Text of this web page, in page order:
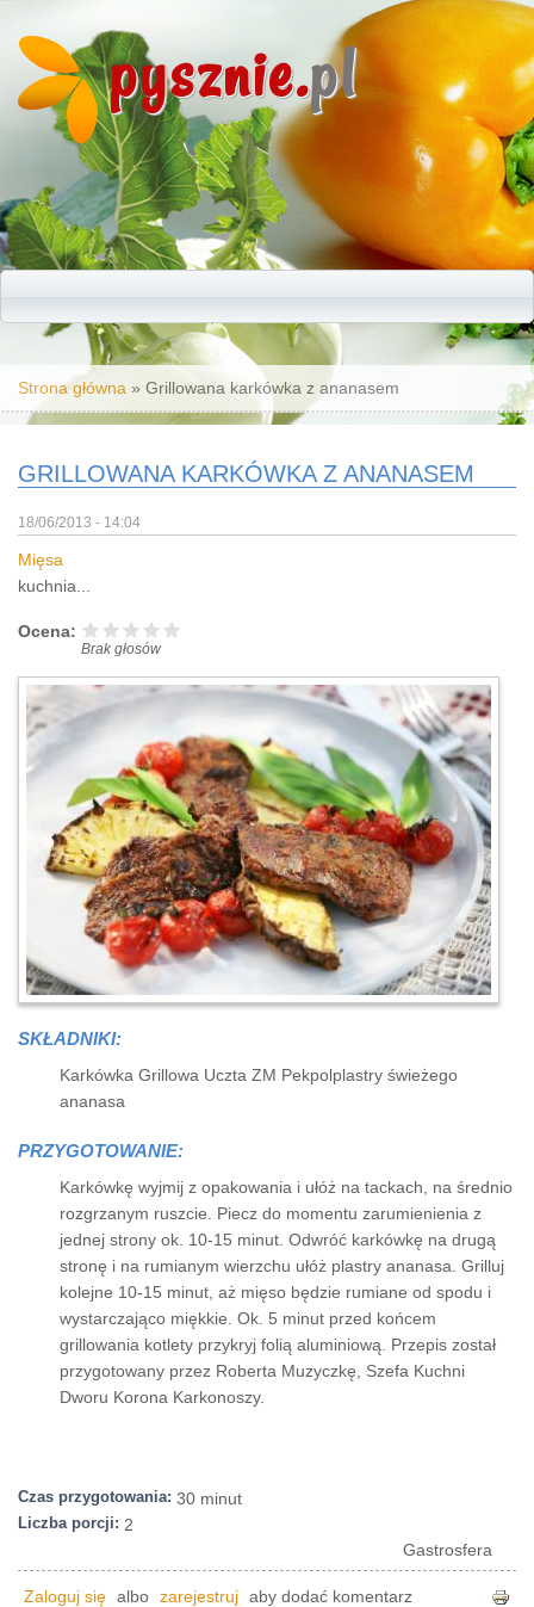
pysznie.pl
Jesteś tutaj
Strona główna » Grillowana karkówka z ananasem
GRILLOWANA KARKÓWKA Z ANANASEM
18/06/2013 - 14:04
Mięsa
kuchnia...
Ocena:
Brak głosów
SKŁADNIKI:
Karkówka Grillowa Uczta ZM Pekpolplastry świeżego
ananasa
PRZYGOTOWANIE:
Karkówkę wyjmij z opakowania i ułóż na tackach, na średnio
rozgrzanym ruszcie. Piecz do momentu zarumienienia z
jednej strony ok. 10-15 minut. Odwróć karkówkę na drugą
stronę i na rumianym wierzchu ułóż plastry ananasa. Grilluj
kolejne 10-15 minut, aż mięso będzie rumiane od spodu i
wystarczająco miękkie. Ok. 5 minut przed końcem
grillowania kotlety przykryj folią aluminiową. Przepis został
przygotowany przez Roberta Muzyczkę, Szefa Kuchni
Dworu Korona Karkonoszy.
Czas przygotowania: 30 minut
Liczba porcji: 2
Gastrosfera
Zaloguj się albo zarejestruj aby dodać komentarz